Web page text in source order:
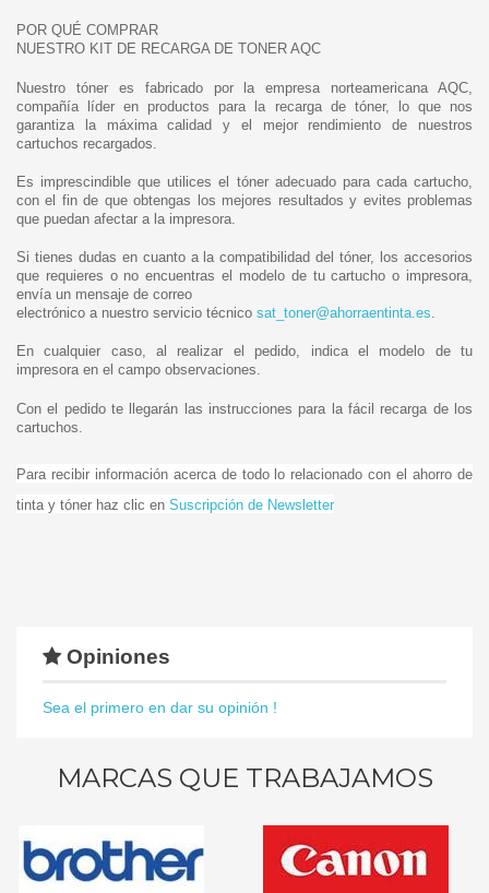
POR QUÉ COMPRAR
NUESTRO KIT DE RECARGA DE TONER AQC
Nuestro tóner es fabricado por la empresa norteamericana AQC,
compañía líder en productos para la recarga de tóner, lo que nos
garantiza la máxima calidad y el mejor rendimiento de nuestros
cartuchos recargados.
Es imprescindible que utilices el tóner adecuado para cada cartucho,
con el fin de que obtengas los mejores resultados y evites problemas
que puedan afectar a la impresora.
Si tienes dudas en cuanto a la compatibilidad del tóner, los accesorios
que requieres o no encuentras el modelo de tu cartucho o impresora,
envía un mensaje de correo
electrónico a nuestro servicio técnico sat_toner@ahorraentinta.es.
En cualquier caso, al realizar el pedido, indica el modelo de tu
impresora en el campo observaciones.
Con el pedido te llegarán las instrucciones para la fácil recarga de los
cartuchos.
Para recibir información acerca de todo lo relacionado con el ahorro de
tinta y tóner haz clic en Suscripción de Newsletter
Opiniones
Sea el primero en dar su opinión !
MARCAS QUE TRABAJAMOS